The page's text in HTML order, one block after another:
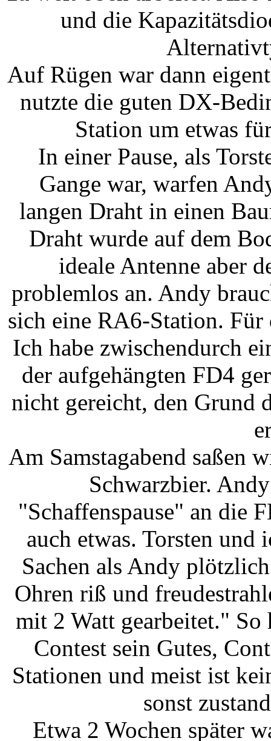
und die
Auf Rügen war dann
nutzte die guten DX-
Station um etwas
In einer Pause, als
Gange war, warfen
langen Draht in einen
Draht wurde auf dem
ideale Antenne aber
problemlos an. Andy
sich eine RA6-Station.
Ich habe zwischendurch
der aufgehängten FD4
nicht gereicht, den Grund
Am Samstagabend saßen
Schwarzbier.
"Schaffenspause" an die
auch etwas. Torsten und
Sachen als Andy
Ohren riß und
mit 2 Watt gearbeitet."
Contest sein Gutes,
Stationen und meist ist
sonst
Etwa 2 Wochen später